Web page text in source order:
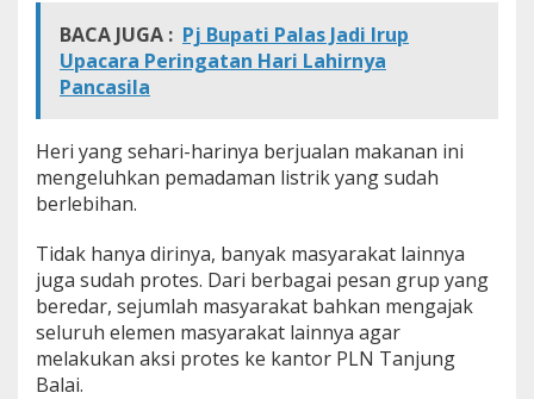
a
r
k
t
i
t
a
s
T
e
r
BACA JUGA : Pj Bupati Palas Jadi Irup
Upacara Peringatan Hari Lahirnya
Pancasila
Heri yang sehari-harinya berjualan makanan ini
mengeluhkan pemadaman listrik yang sudah
berlebihan.
Tidak hanya dirinya, banyak masyarakat lainnya
juga sudah protes. Dari berbagai pesan grup yang
beredar, sejumlah masyarakat bahkan mengajak
seluruh elemen masyarakat lainnya agar
melakukan aksi protes ke kantor PLN Tanjung
Balai.